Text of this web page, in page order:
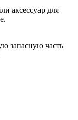
аксессуар для
запасную часть